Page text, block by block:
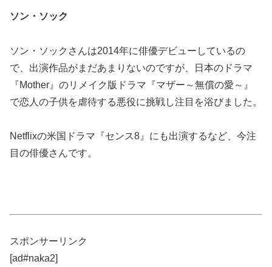
ソン・ソック
ソン・ソックさんは2014年に俳優デビューしているの
で、出演作品がまだあまりないのですが、日本のドラマ
『Mother』のリメイク版ドラマ『マザー～無償の愛～』
で恋人の子供を虐待する悪役に挑戦し注目を浴びました。
Netflixの米国ドラマ『センス8』にも出演するなど、今注
目の俳優さんです。
スポンサーリンク
[ad#naka2]